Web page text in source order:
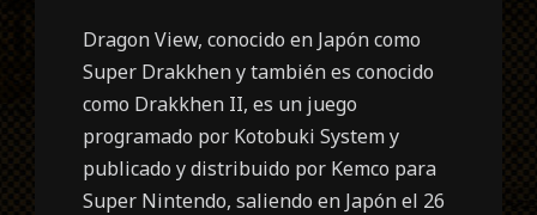
Dragon View, conocido en Japón como
Super Drakkhen y también es conocido
como Drakkhen II, es un juego
programado por Kotobuki System y
publicado y distribuido por Kemco para
Super Nintendo, saliendo en Japón el 26